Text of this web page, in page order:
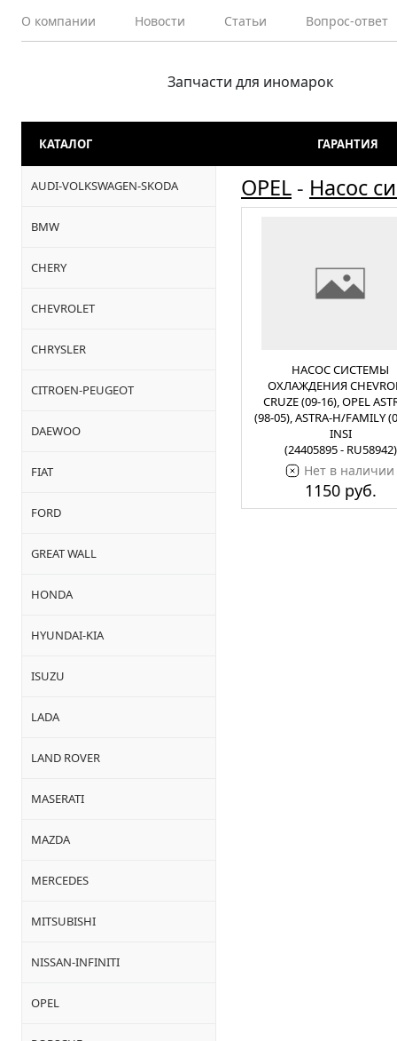
О компании Новости Статьи Вопрос-ответ
Запчасти для иномарок
КАТАЛОГ ГАРАНТИЯ
AUDI-VOLKSWAGEN-SKODA
BMW
CHERY
CHEVROLET
CHRYSLER
CITROEN-PEUGEOT
DAEWOO
FIAT
FORD
GREAT WALL
HONDA
HYUNDAI-KIA
ISUZU
LADA
LAND ROVER
MASERATI
MAZDA
MERCEDES
MITSUBISHI
NISSAN-INFINITI
OPEL
OPEL - Насос
НАСОС СИСТЕМЫ
ОХЛАЖДЕНИЯ
CRUZE (09-16), OPEL
(98-05), ASTRA-H/FAMILY
INSI
(24405895 - RU58942)
Нет в наличии
1150 руб.